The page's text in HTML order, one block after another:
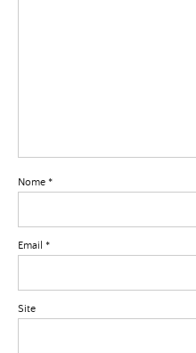
Nome *
Email *
Site